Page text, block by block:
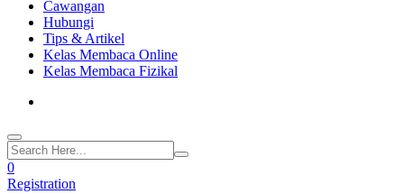
Cawangan
Hubungi
Tips & Artikel
Kelas Membaca Online
Kelas Membaca Fizikal
0
Registration